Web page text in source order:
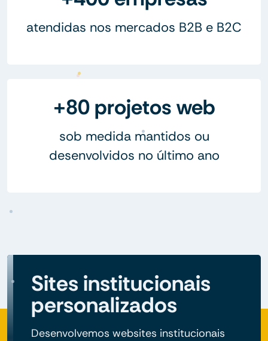
atendidas nos mercados B2B e B2C
+80 projetos web
sob medida mantidos ou
desenvolvidos no último ano
Sites institucionais
personalizados
Desenvolvemos websites institucionais